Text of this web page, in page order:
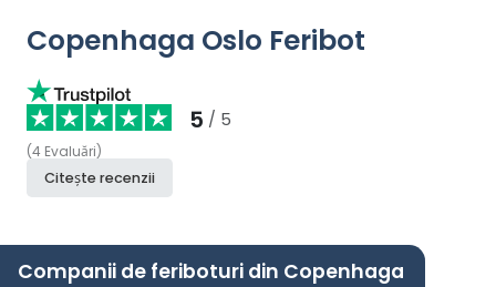
Copenhaga Oslo Feribot
5 / 5
(4 Evaluări)
Citește recenzii
Companii de feriboturi din Copenhaga